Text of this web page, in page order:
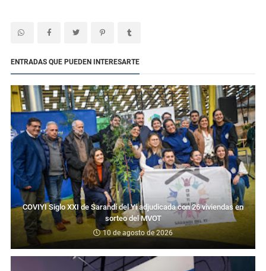
ENTRADAS QUE PUEDEN INTERESARTE
COVIYI Siglo XXI de Sarandí del Yí adjudicada con 26 viviendas en
sorteo del MVOT
10 de agosto de 2026